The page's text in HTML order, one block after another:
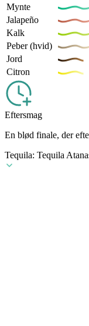
Mynte
Jalapeño
Kalk
Peber (hvid)
Jord
Citron
Eftersmag
En blød finale, der
Tequila: Tequila